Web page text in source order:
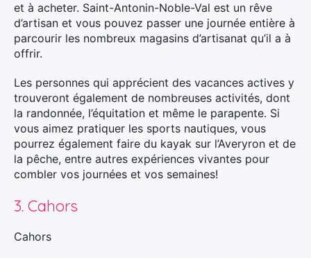
et à acheter. Saint-Antonin-Noble-Val est un rêve
d’artisan et vous pouvez passer une journée entière à
parcourir les nombreux magasins d’artisanat qu’il a à
offrir.
Les personnes qui apprécient des vacances actives y
trouveront également de nombreuses activités, dont
la randonnée, l’équitation et même le parapente. Si
vous aimez pratiquer les sports nautiques, vous
pourrez également faire du kayak sur l’Averyron et de
la pêche, entre autres expériences vivantes pour
combler vos journées et vos semaines!
3. Cahors
Cahors